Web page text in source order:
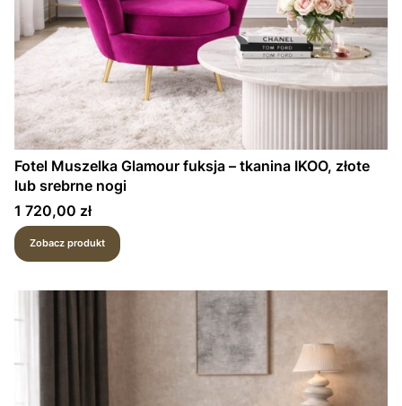
Fotel Muszelka Glamour fuksja – tkanina IKOO, złote
lub srebrne nogi
Cena
1 720,00 zł
Zobacz produkt